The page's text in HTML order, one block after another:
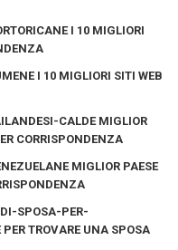
I 10 MIGLIORI
I 10 MIGLIORI SITI WEB
CALDE MIGLIOR
CORRISPONDENZA
MIGLIOR PAESE
SPOSA-PER-
TROVARE UNA SPOSA